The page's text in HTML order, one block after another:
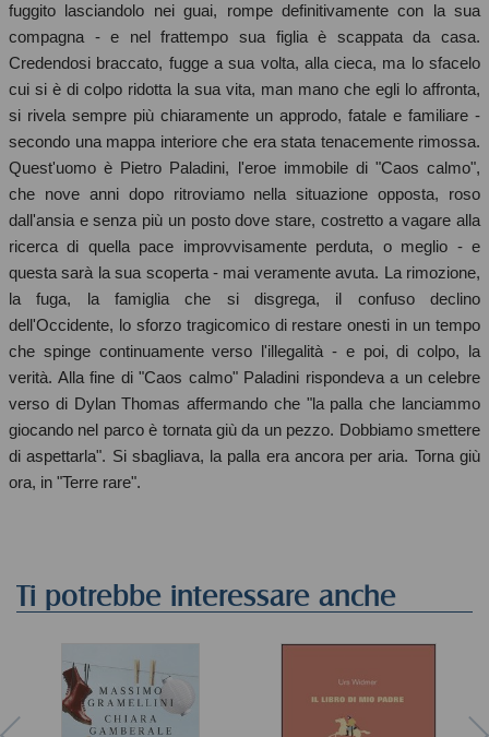
fuggito lasciandolo nei guai, rompe definitivamente con la sua
compagna - e nel frattempo sua figlia è scappata da casa.
Credendosi braccato, fugge a sua volta, alla cieca, ma lo sfacelo
cui si è di colpo ridotta la sua vita, man mano che egli lo affronta,
si rivela sempre più chiaramente un approdo, fatale e familiare -
secondo una mappa interiore che era stata tenacemente rimossa.
Quest'uomo è Pietro Paladini, l'eroe immobile di "Caos calmo",
che nove anni dopo ritroviamo nella situazione opposta, roso
dall'ansia e senza più un posto dove stare, costretto a vagare alla
ricerca di quella pace improvvisamente perduta, o meglio - e
questa sarà la sua scoperta - mai veramente avuta. La rimozione,
la fuga, la famiglia che si disgrega, il confuso declino
dell'Occidente, lo sforzo tragicomico di restare onesti in un tempo
che spinge continuamente verso l'illegalità - e poi, di colpo, la
verità. Alla fine di "Caos calmo" Paladini rispondeva a un celebre
verso di Dylan Thomas affermando che "la palla che lanciammo
giocando nel parco è tornata giù da un pezzo. Dobbiamo smettere
di aspettarla". Si sbagliava, la palla era ancora per aria. Torna giù
ora, in "Terre rare".
Ti potrebbe interessare anche